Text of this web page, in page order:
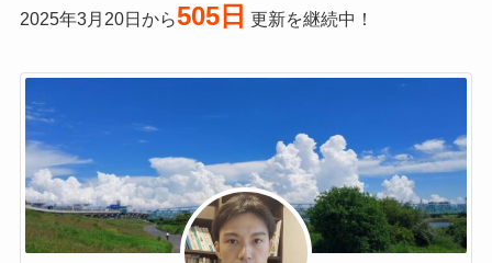
2025年3月20日から505日 更新を継続中！